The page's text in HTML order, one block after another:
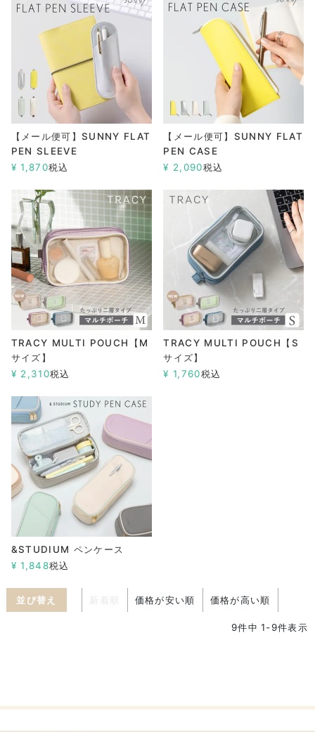
【メール便可】SUNNY FLAT
PEN SLEEVE
¥ 1,870税込
【メール便可】SUNNY FLAT
PEN CASE
¥ 2,090税込
TRACY MULTI POUCH【M
サイズ】
¥ 2,310税込
TRACY MULTI POUCH【S
サイズ】
¥ 1,760税込
&STUDIUM ペンケース
¥ 1,848税込
並び替え 価格が安い順 価格が高い順
9件中 1-9件表示